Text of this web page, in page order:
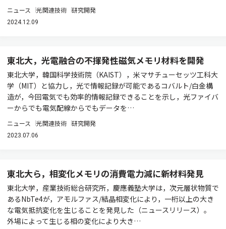
ニュース 光関連技術 研究開発
2024.12.09
東北大，光電融合の不揮発性磁気メモリ材料を開発
東北大学，韓国科学技術院（KAIST），米マサチューセッツ工科大
学（MIT）と協力し，光で情報記録が可能であるコバルト/白金構
造が，今回電気でも効率的情報記録できることを示し，光ファイバ
ーからでも電気配線からでもデータを…
ニュース 光関連技術 研究開発
2023.07.06
東北大ら，相変化メモリの消費電力減に新材料発見
東北大学，産業技術総合研究所，慶應義塾大学は，次元層状物質で
あるNbTe4が，アモルファス/結晶相変化により，一桁以上の大き
な電気抵抗変化を生じることを発見した（ニュースリリース）。
外場によって生じる相の変化により大き…